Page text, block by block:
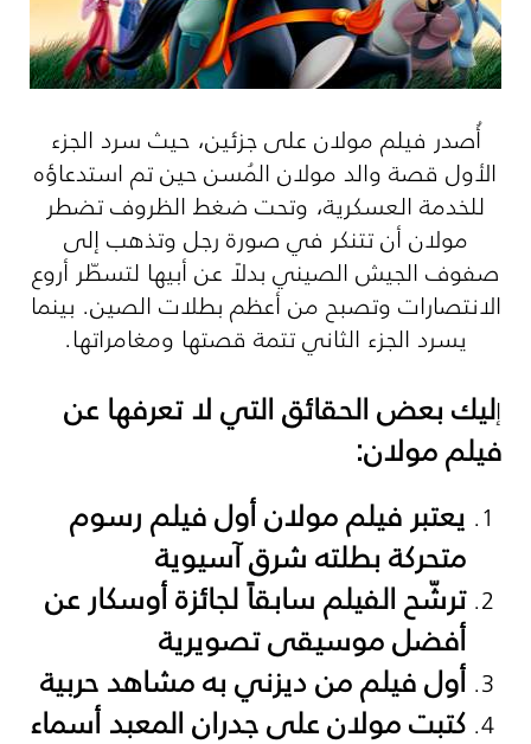
أُصدر فيلم مولان على جزئين، حيث سرد الجزء
الأول قصة والد مولان المُسن حين تم استدعاؤه
للخدمة العسكرية، وتحت ضغط الظروف تضطر
مولان أن تتنكر في صورة رجل وتذهب إلى
صفوف الجيش الصيني بدلاً عن أبيها لتسطّر أروع
الانتصارات وتصبح من أعظم بطلات الصين. بينما
يسرد الجزء الثاني تتمة قصتها ومغامراتها.
إليك بعض الحقائق التي لا تعرفها عن
فيلم مولان:
يعتبر فيلم مولان أول فيلم رسوم
متحركة بطلته شرق آسيوية
ترشّح الفيلم سابقاً لجائزة أوسكار عن
أفضل موسيقى تصويرية
أول فيلم من ديزني به مشاهد حربية
كتبت مولان على جدران المعبد أسماء